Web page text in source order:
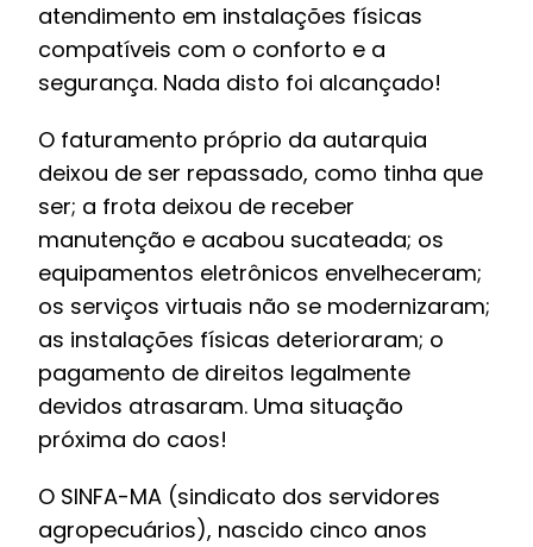
atendimento em instalações físicas
compatíveis com o conforto e a
segurança. Nada disto foi alcançado!
O faturamento próprio da autarquia
deixou de ser repassado, como tinha que
ser; a frota deixou de receber
manutenção e acabou sucateada; os
equipamentos eletrônicos envelheceram;
os serviços virtuais não se modernizaram;
as instalações físicas deterioraram; o
pagamento de direitos legalmente
devidos atrasaram. Uma situação
próxima do caos!
O SINFA-MA (sindicato dos servidores
agropecuários), nascido cinco anos